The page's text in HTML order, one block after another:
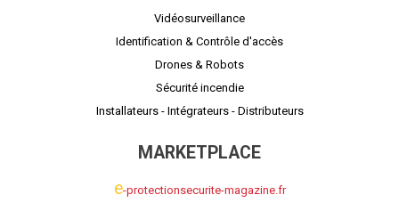
Vidéosurveillance
Identification & Contrôle d'accès
Drones & Robots
Sécurité incendie
Installateurs - Intégrateurs - Distributeurs
MARKETPLACE
e-protectionsecurite-magazine.fr